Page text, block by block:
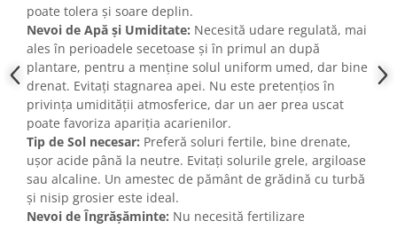
poate tolera și soare deplin.
Nevoi de Apă și Umiditate: Necesită udare regulată, mai
ales în perioadele secetoase și în primul an după
plantare, pentru a menține solul uniform umed, dar bine
drenat. Evitați stagnarea apei. Nu este pretențios în
privința umidității atmosferice, dar un aer prea uscat
poate favoriza apariția acarienilor.
Tip de Sol necesar: Preferă soluri fertile, bine drenate,
ușor acide până la neutre. Evitați solurile grele, argiloase
sau alcaline. Un amestec de pământ de grădină cu turbă
și nisip grosier este ideal.
Nevoi de Îngrășăminte: Nu necesită fertilizare